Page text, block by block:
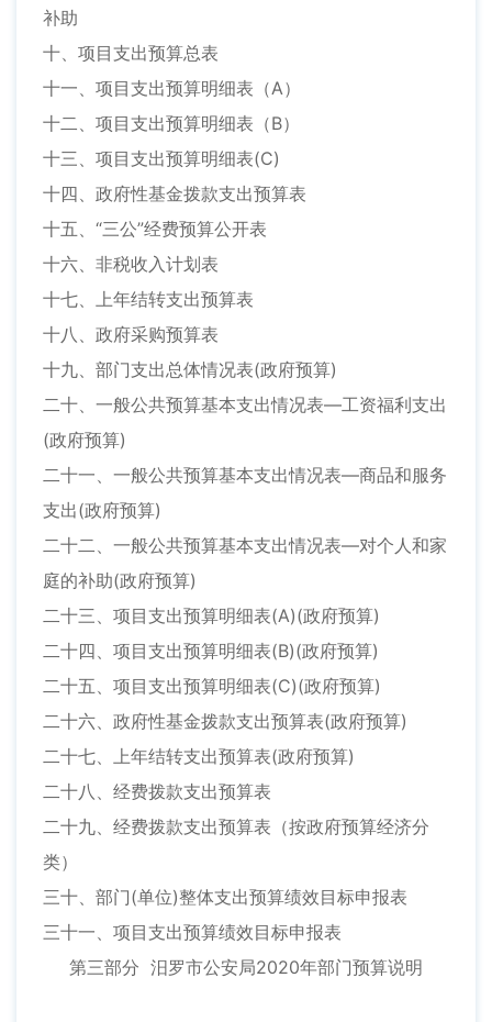
补助
十、项目支出预算总表
十一、项目支出预算明细表（A）
十二、项目支出预算明细表（B）
十三、项目支出预算明细表(C)
十四、政府性基金拨款支出预算表
十五、“三公”经费预算公开表
十六、非税收入计划表
十七、上年结转支出预算表
十八、政府采购预算表
十九、部门支出总体情况表(政府预算)
二十、一般公共预算基本支出情况表—工资福利支出
(政府预算)
二十一、一般公共预算基本支出情况表—商品和服务
支出(政府预算)
二十二、一般公共预算基本支出情况表—对个人和家
庭的补助(政府预算)
二十三、项目支出预算明细表(A)(政府预算)
二十四、项目支出预算明细表(B)(政府预算)
二十五、项目支出预算明细表(C)(政府预算)
二十六、政府性基金拨款支出预算表(政府预算)
二十七、上年结转支出预算表(政府预算)
二十八、经费拨款支出预算表
二十九、经费拨款支出预算表（按政府预算经济分
类）
三十、部门(单位)整体支出预算绩效目标申报表
三十一、项目支出预算绩效目标申报表
第三部分 汨罗市公安局2020年部门预算说明